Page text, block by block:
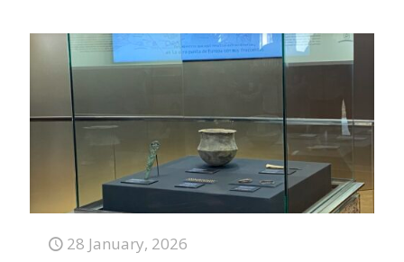
28 January, 2026